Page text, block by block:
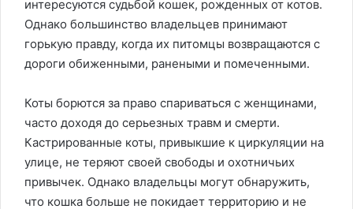
интересуются судьбой кошек, рожденных от котов.
Однако большинство владельцев принимают
горькую правду, когда их питомцы возвращаются с
дороги обиженными, ранеными и помеченными.
Коты борются за право спариваться с женщинами,
часто доходя до серьезных травм и смерти.
Кастрированные коты, привыкшие к циркуляции на
улице, не теряют своей свободы и охотничьих
привычек. Однако владельцы могут обнаружить,
что кошка больше не покидает территорию и не